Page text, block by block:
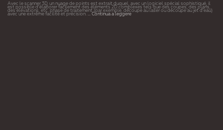
Avec le scanner 3D, un nuage de points est extrait duquel, avec un logiciel spécial sophistiqué, il
est possible d’élaborer facilement des éléments 2D complexes tels que des coupes, des plans,
des élévations, etc. phase de traitement (par exemple, découpe au laser ou découpe au jet d’eau)
avec une extrême facilité et précision. ... Continua a leggere